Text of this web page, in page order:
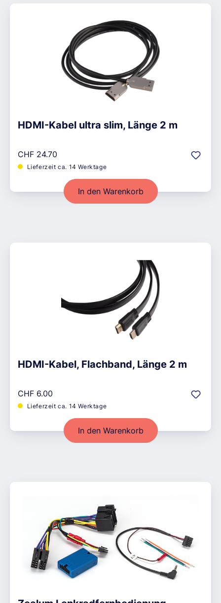
HDMI-Kabel ultra slim, Länge 2 m
Regulärer Preis:
CHF 24.70
Lieferzeit ca. 14 Werktage
In den Warenkorb
HDMI-Kabel, Flachband, Länge 2 m
Regulärer Preis:
CHF 6.00
Lieferzeit ca. 14 Werktage
In den Warenkorb